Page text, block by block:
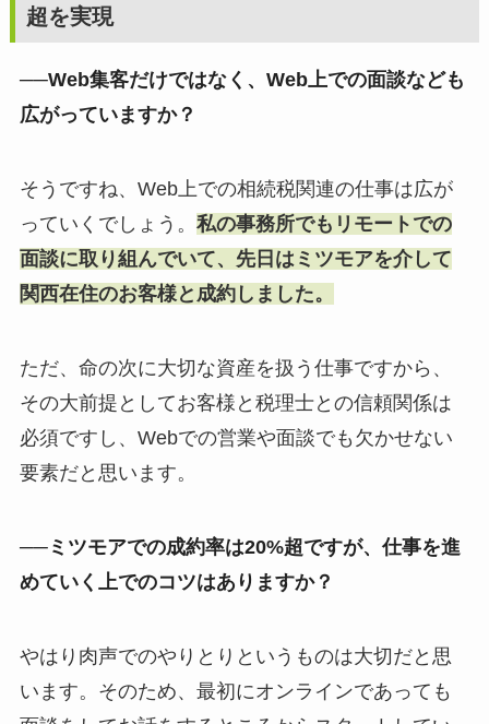
超を実現
──Web集客だけではなく、Web上での面談なども
広がっていますか？
そうですね、Web上での相続税関連の仕事は広が
っていくでしょう。 私の事務所でもリモートでの
面談に取り組んでいて、先日はミツモアを介して
関西在住のお客様と成約しました。
ただ、命の次に大切な資産を扱う仕事ですから、
その大前提としてお客様と税理士との信頼関係は
必須ですし、Webでの営業や面談でも欠かせない
要素だと思います。
──ミツモアでの成約率は20%超ですが、仕事を進
めていく上でのコツはありますか？
やはり肉声でのやりとりというものは大切だと思
います。そのため、最初にオンラインであっても